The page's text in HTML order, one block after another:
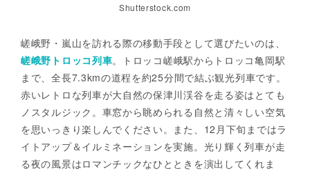
Shutterstock.com
嵯峨野・嵐山を訪れる際の移動手段として選びたいのは、
嵯峨野トロッコ列車。トロッコ嵯峨駅からトロッコ亀岡駅
まで、全長7.3kmの道程を約25分間で結ぶ観光列車です。
赤いレトロな列車が大自然の保津川渓谷を走る姿はとても
ノスタルジック。車窓から眺められる自然と清々しい空気
を思いっきり楽しんでください。また、12月下旬まではラ
イトアップ＆イルミネーションを実施。光り輝く列車が走
る夜の風景はロマンチックなひとときを演出してくれま